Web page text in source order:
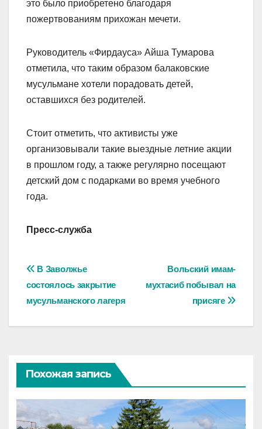
это было приобретено благодаря
пожертвованиям прихожан мечети.
Руководитель «Фирдауса» Айша Тумарова
отметила, что таким образом балаковские
мусульмане хотели порадовать детей,
оставшихся без родителей.
Стоит отметить, что активисты уже
организовывали такие выездные летние акции
в прошлом году, а также регулярно посещают
детский дом с подарками во время учебного
года.
Пресс-служба
Навигация
по
записям
Вольский имам-
мухтасиб побывал на
присяге
В Заволжье
состоялось закрытие
мусульманского лагеря
Похожая запись